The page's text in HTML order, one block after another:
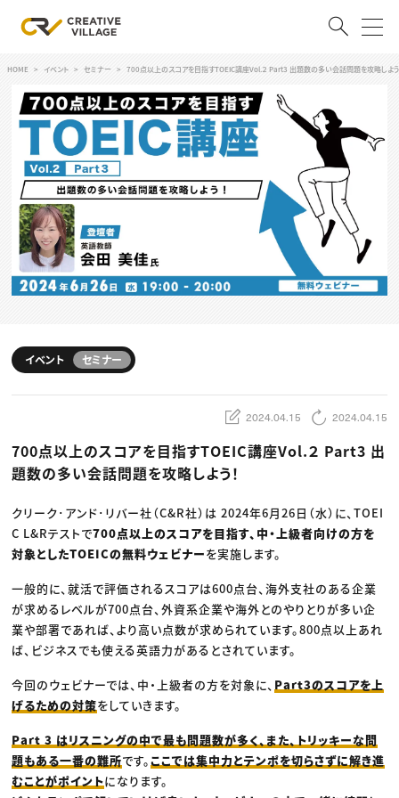
ログイン 会員登録
RECRUIT
クリエイター求人を探す
CREATIVE JOB求人検索
特集求人
採用説明会
転職支援サービス
CONTENTS
スキルアップしたい！ トップ
デザイン
動画配信・映像制作
ディレクション
業界解説・キャリア事情
お役立ち基礎知識
TOP Creator’s コラム
ゲームクリエイター
映像クリエイター
マーケッター
C＆R Magazine
ニュース・トレンド
Web
映像
ゲーム・エンタメ
広告
出版
CREATIVE VILLAGEからのお知らせ
プロフェッショナル×つながる×メディア
HOME イベント セミナー 700点以上のスコアを目指すTOEIC講座Vol.２ Part3 出題数の多い会話問題を攻略しよう
イベント セミナー
2024.04.15 2024.04.15
700点以上のスコアを目指すTOEIC講座Vol.２ Part3 出
題数の多い会話問題を攻略しよう！
クリーク･アンド･リバー社（C&R社）は 2024年6月26日（水）に、TOEI
C L&Rテストで700点以上のスコアを目指す、中・上級者向けの方を
対象としたTOEICの無料ウェビナーを実施します。
一般的に、就活で評価されるスコアは600点台、海外支社のある企業
が求めるレベルが700点台、外資系企業や海外とのやりとりが多い企
業や部署であれば、より高い点数が求められています。800点以上あれ
ば、ビジネスでも使える英語力があるとされています。
今回のウェビナーでは、中・上級者の方を対象に、 Part3のスコアを上
げるための対策をしていきます。​
​​Part 3 はリスニングの中で最も問題数が多く、また、トリッキーな問
題もある一番の難所です。ここでは集中力とテンポを切らさずに解き進
むことがポイントになります。